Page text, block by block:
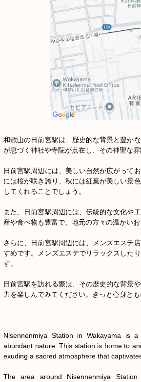
和歌山の日前宮駅は、歴史的な背景と豊か
が息づく神社や寺院が点在し、その神聖な
日前宮駅周辺には、美しい自然が広がって
には桜が咲き誇り、秋には紅葉が美しい景
してくれることでしょう。
また、日前宮駅周辺には、伝統的な文化や
産や食べ物も豊富で、地元の方々の温かい
さらに、日前宮駅周辺には、メンズエステ
すめです。メンズエステでリラックスした
す。
日前宮駅を訪れる際は、その歴史的な背景
力を楽しんでみてください。きっと心身と
Nisennenmiya Station in Wakayama is
abundant nature. This station is home to
exuding a sacred atmosphere that
The area around Nisennenmiya